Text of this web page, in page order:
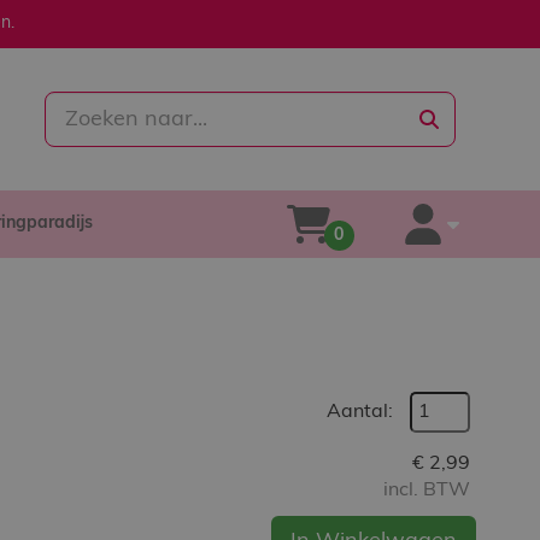
zoeken
winkelwagen
0 account
Aantal:
€ 2,99
incl. BTW